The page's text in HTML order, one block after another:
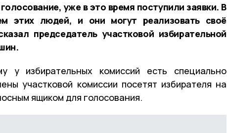
уже в это время поступили заявки. В
этих людей, и они могут реализовать своё
председатель участковой избирательной
у избирательных комиссий есть специально
участковой комиссии посетят избирателя на
ящиком для голосования.